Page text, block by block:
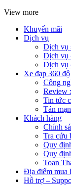
View more
Khuyến mãi
Dịch vụ
Dịch vụ
Dịch vụ
Dịch vụ
Xe đạp 360 độ
Công
Review
Tin tức
Tản
Khách hàng
Chính
Tra cứu
Quy
Quy
Toan
Địa điểm mua
Hỗ trợ –